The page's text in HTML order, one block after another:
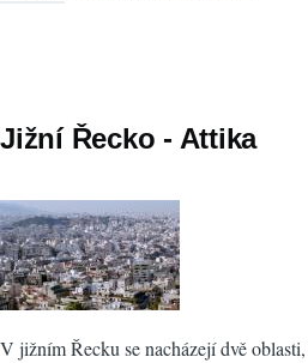
Jižní Řecko - Attika
V jižním Řecku se nacházejí dvě